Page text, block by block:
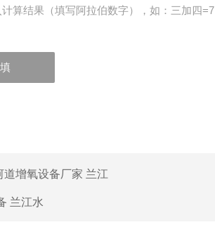
算结果（填写阿拉伯数字），如：三加四=7
增氧设备厂家 兰江
兰江水